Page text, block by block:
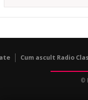
Cum ascult Radio
©